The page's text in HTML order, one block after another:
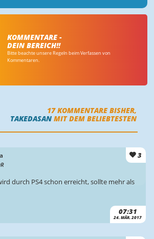
KOMMENTARE -
DEIN BEREICH!!
Bitte beachte unsere Regeln beim Verfassen von
Kommentaren.
17KOMMENTARE BISHER,
TAKEDASAN MIT DEM BELIEBTESTEN
3
07:31
24. MÄR. 2017
durch PS4 schon erreicht, sollte mehr als